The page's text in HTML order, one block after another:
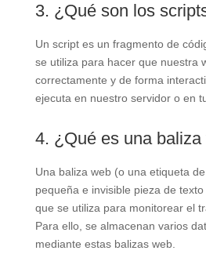
3. ¿Qué son los
Un script es un fragmento de
se utiliza para hacer que nuestra
correctamente y de forma
ejecuta en nuestro servidor o en
4. ¿Qué es una baliza
Una baliza web (o una etiqueta
pequeña e invisible pieza de
que se utiliza para monitorear el
Para ello, se almacenan varios
mediante estas balizas web.